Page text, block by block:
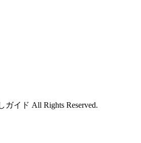
イド All Rights Reserved.